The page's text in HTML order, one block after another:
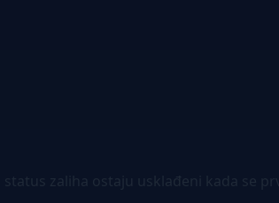
zaliha ostaju usklađeni kada se